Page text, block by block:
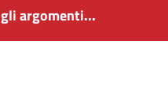
argomenti...